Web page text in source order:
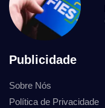
Publicidade
Sobre Nós
Política de Privacidade